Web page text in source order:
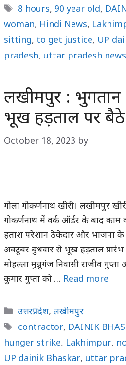
Tags
8 hours, 90 year old,
woman, Hindi News,
sitting, to get justice, UP
pradesh, uttar pradesh news
लखीमपुर : भुगतान
भूख हड़ताल पर
October 18, 2023 by
गोला गोकर्णनाथ खीरी। लखीमपुर
गोकर्णनाथ में वर्क ऑर्डर के बाद
हताश परेशान ठेकेदार और भाजपा के
अक्टूबर बुधवार से भूख हड़ताल
मोहल्ला मुन्नूगंज निवासी राजीव
कुमार गुप्ता को … Read more
Categories
उत्तरप्रदेश, लखीमपुर
Tags
contractor, DAINIK
hunger strike, Lakhimpur, no
UP dainik Bhaskar, uttar